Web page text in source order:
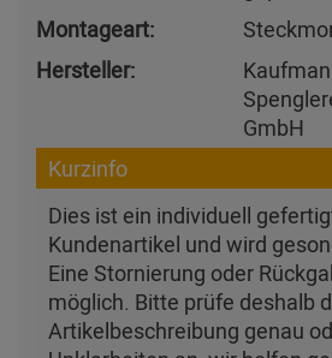
Montageart:
Hersteller:
GmbH
Kurzinfo
Dies ist ein individuell
Kundenartikel und wird
Eine Stornierung oder
möglich. Bitte prüfe deshalb
Artikelbeschreibung genau